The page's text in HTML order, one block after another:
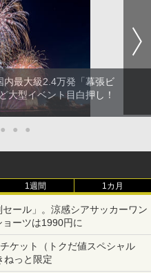
最大級2.4万発「幕張ビ
大型イベント目白押し！
● ● ●
1週間 1カ月
ール」。涼感シアサッカーワン
ーツは1990円に
ケット（トクだ値スペシャル
ねっと限定